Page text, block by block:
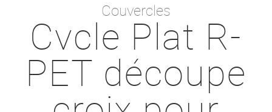
Couvercles
Cvcle Plat R-
PET découpe